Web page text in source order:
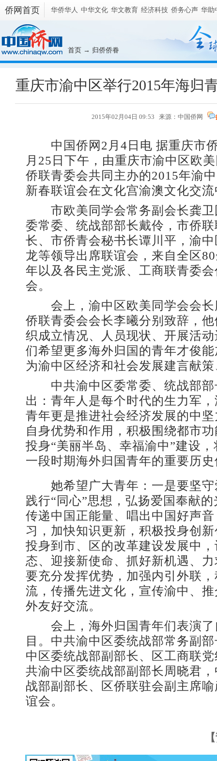
侨网首页 华侨华人 中华文化 华文教育 经济科技 侨务心声 华助
首页 → 归侨侨眷
重庆市渝中区举行2015年海归
2015年02月04日 09:53 来源： 中国侨网
中国侨网2月4日电 据重庆市侨
月25日下午，由重庆市渝中区欧
侨联青委会共同主办的2015年渝
新春联谊会在文化宫渝澳文化交
市欧美同学会常务副会长龚卫
委常委、统战部部长戴伶，市侨
长、市侨青会秘书长谭川平，渝
龙等领导出席联谊会，来自全区
年以及各民主党派、工商联青委
会。
会上，渝中区欧美同学会会长
侨联青委会会长李曦分别致辞，
织成立情况、人员现状、开展活
们希望更多海外归国的青年才俊
为渝中区经济和社会发展建言献
中共渝中区委常委、统战部部
出：青年人是每个时代的生力军
青年更是推进社会经济发展的中
自身优势和作用，积极围绕都市
投身“美丽半岛、幸福渝中”建设
一段时期海外归国青年的重要历
她希望广大青年：一是要坚守
践行“同心”思想，弘扬爱国奉献
传递中国正能量、唱出中国好声
习，加快知识更新，积极投身创
投身到市、区的改革建设发展中
态、迎接新使命、抓好新机遇、
要充分发挥优势，加强内引外联
流，传播先进文化，宣传渝中、
外友好交流。
会上，海外归国青年们表演了
目。中共渝中区委统战部常务副
中区委统战部副部长、区工商联
共渝中区委统战部副部长周晓君
战部副部长、区侨联驻会副主席
谊会。